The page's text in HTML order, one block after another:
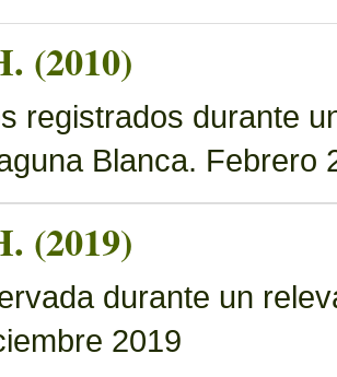
(2010)
registrados durante
Blanca. Febrero
(2019)
durante un
2019